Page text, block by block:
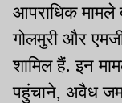
आपराधिक मामले
गोलमुरी और
शामिल हैं. इन
पहुंचाने, अवैध